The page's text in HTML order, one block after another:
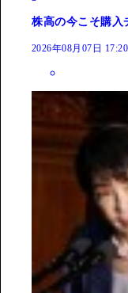
株高の今こそ購入
2026年08月07日 17:20